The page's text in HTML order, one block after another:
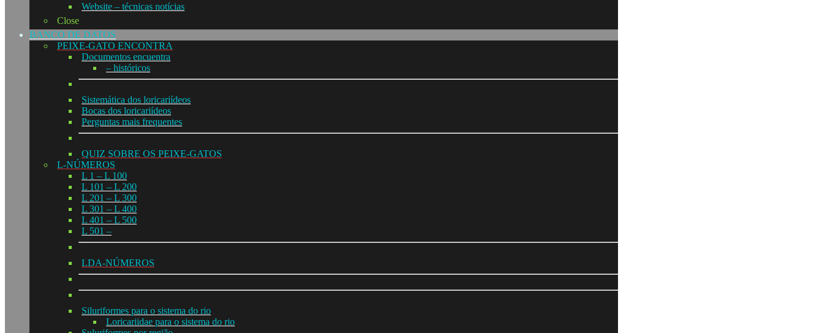
Website – técnicas notícias
Close
BANCO DE DATOS
PEIXE-GATO ENCONTRA
Documentos encuentra
– históricos
Sistemática dos loricariídeos
Bocas dos loricariídeos
Perguntas mais frequentes
QUIZ SOBRE OS PEIXE-GATOS
L-NÚMEROS
L 1 – L 100
L 101 – L 200
L 201 – L 300
L 301 – L 400
L 401 – L 500
L 501 –
LDA-NÚMEROS
Siluriformes para o sistema do rio
Loricariidae para o sistema do rio